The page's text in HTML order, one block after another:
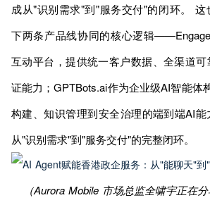
成从"识别需求"到"服务交付"的闭环。 这
下两条产品线协同的核心逻辑
互动平台，提供统一客户数据、全渠道
证能力；GPTBots.ai作为企业级AI智能体
构建、知识管理到安全治理的端到端AI
从"识别需求"到"服务交付"的完整闭环。
（Aurora Mobile 市场总监全啸宇正在